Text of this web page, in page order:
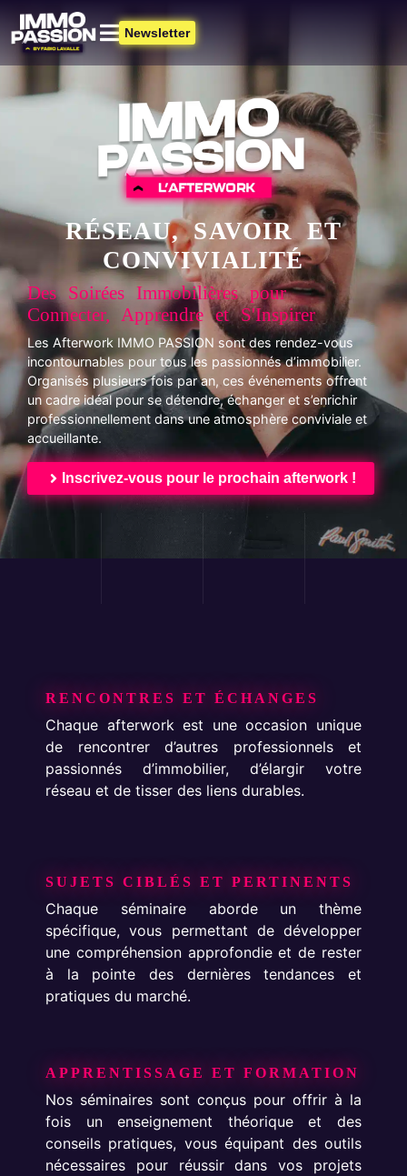
Newsletter
RÉSEAU, SAVOIR ET
CONVIVIALITÉ
Des Soirées Immobilières pour
Connecter, Apprendre et S'Inspirer
Les Afterwork IMMO PASSION sont des rendez-vous
incontournables pour tous les passionnés d’immobilier.
Organisés plusieurs fois par an, ces événements offrent
un cadre idéal pour se détendre, échanger et s’enrichir
professionnellement dans une atmosphère conviviale et
accueillante.
Inscrivez-vous pour le prochain afterwork !
Afterworks ?
RENCONTRES ET ÉCHANGES
Chaque afterwork est une occasion unique
de rencontrer d’autres professionnels et
passionnés d’immobilier, d’élargir votre
réseau et de tisser des liens durables.
SUJETS CIBLÉS ET PERTINENTS
Chaque séminaire aborde un thème
spécifique, vous permettant de développer
une compréhension approfondie et de rester
à la pointe des dernières tendances et
pratiques du marché.
APPRENTISSAGE ET FORMATION
Nos séminaires sont conçus pour offrir à la
fois un enseignement théorique et des
conseils pratiques, vous équipant des outils
nécessaires pour réussir dans vos projets